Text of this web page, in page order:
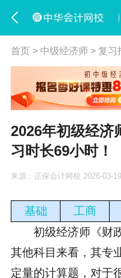
首页> 中级经济师> 复习
2026年初级经济
习时长69小时！
来源： 正保会计网校 2026-03-19
基础 工商
初级经济师《财
其他科目来看，其专
定量的计算题，对于